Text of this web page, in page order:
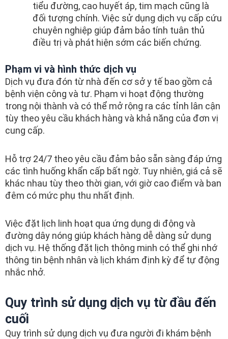
tiểu đường, cao huyết áp, tim mạch cũng là
đối tượng chính. Việc sử dụng dịch vụ cấp cứu
chuyên nghiệp giúp đảm bảo tính tuân thủ
điều trị và phát hiện sớm các biến chứng.
Phạm vi và hình thức dịch vụ
Dịch vụ đưa đón từ nhà đến cơ sở y tế bao gồm cả
bệnh viện công và tư. Phạm vi hoạt động thường
trong nội thành và có thể mở rộng ra các tỉnh lân cận
tùy theo yêu cầu khách hàng và khả năng của đơn vị
cung cấp.
Hỗ trợ 24/7 theo yêu cầu đảm bảo sẵn sàng đáp ứng
các tình huống khẩn cấp bất ngờ. Tuy nhiên, giá cả sẽ
khác nhau tùy theo thời gian, với giờ cao điểm và ban
đêm có mức phụ thu nhất định.
Việc đặt lịch linh hoạt qua ứng dụng di động và
đường dây nóng giúp khách hàng dễ dàng sử dụng
dịch vụ. Hệ thống đặt lịch thông minh có thể ghi nhớ
thông tin bệnh nhân và lịch khám định kỳ để tự động
nhắc nhở.
Quy trình sử dụng dịch vụ từ đầu đến
cuối
Quy trình sử dụng dịch vụ đưa người đi khám bệnh